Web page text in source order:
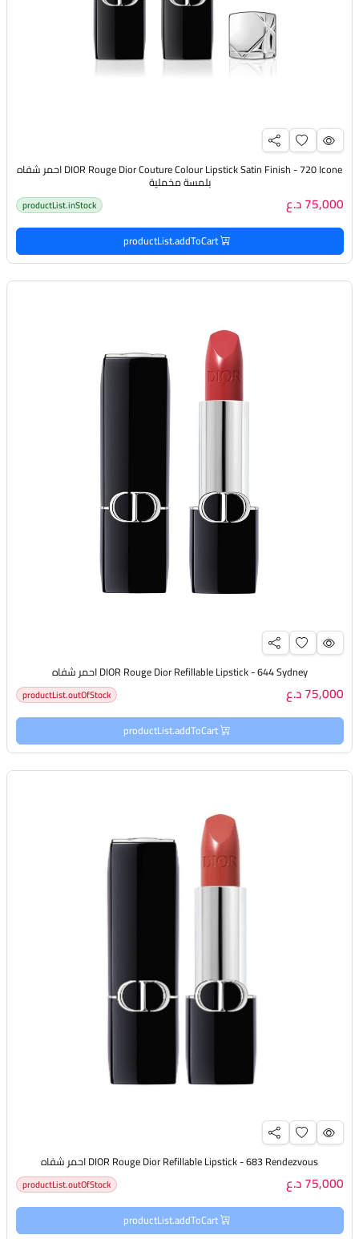
DIOR Rouge Dior Couture Colour Lipstick Satin Finish - 720 Icone احمر شفاه
بلمسة مخملية
75,000 د.ع productList.inStock
productList.addToCart
DIOR Rouge Dior Refillable Lipstick - 644 Sydney احمر شفاه
75,000 د.ع productList.outOfStock
productList.addToCart
DIOR Rouge Dior Refillable Lipstick - 683 Rendezvous احمر شفاه
75,000 د.ع productList.outOfStock
productList.addToCart